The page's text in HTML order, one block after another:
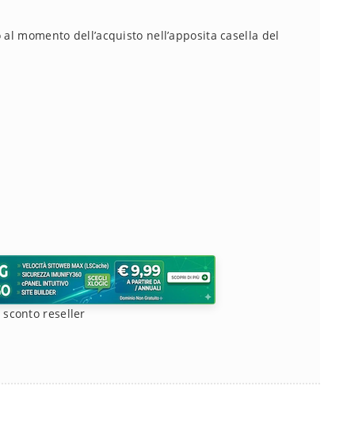
momento dell’acquisto nell’apposita casella del
sconto reseller